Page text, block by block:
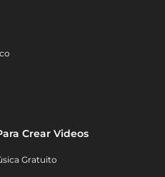
Crear Videos
Gratuito